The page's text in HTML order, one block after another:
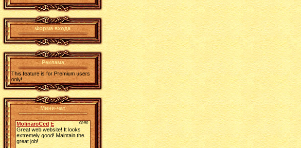
Форма входа
Реклама
This feature is for Premium users
only!
Мини-чат